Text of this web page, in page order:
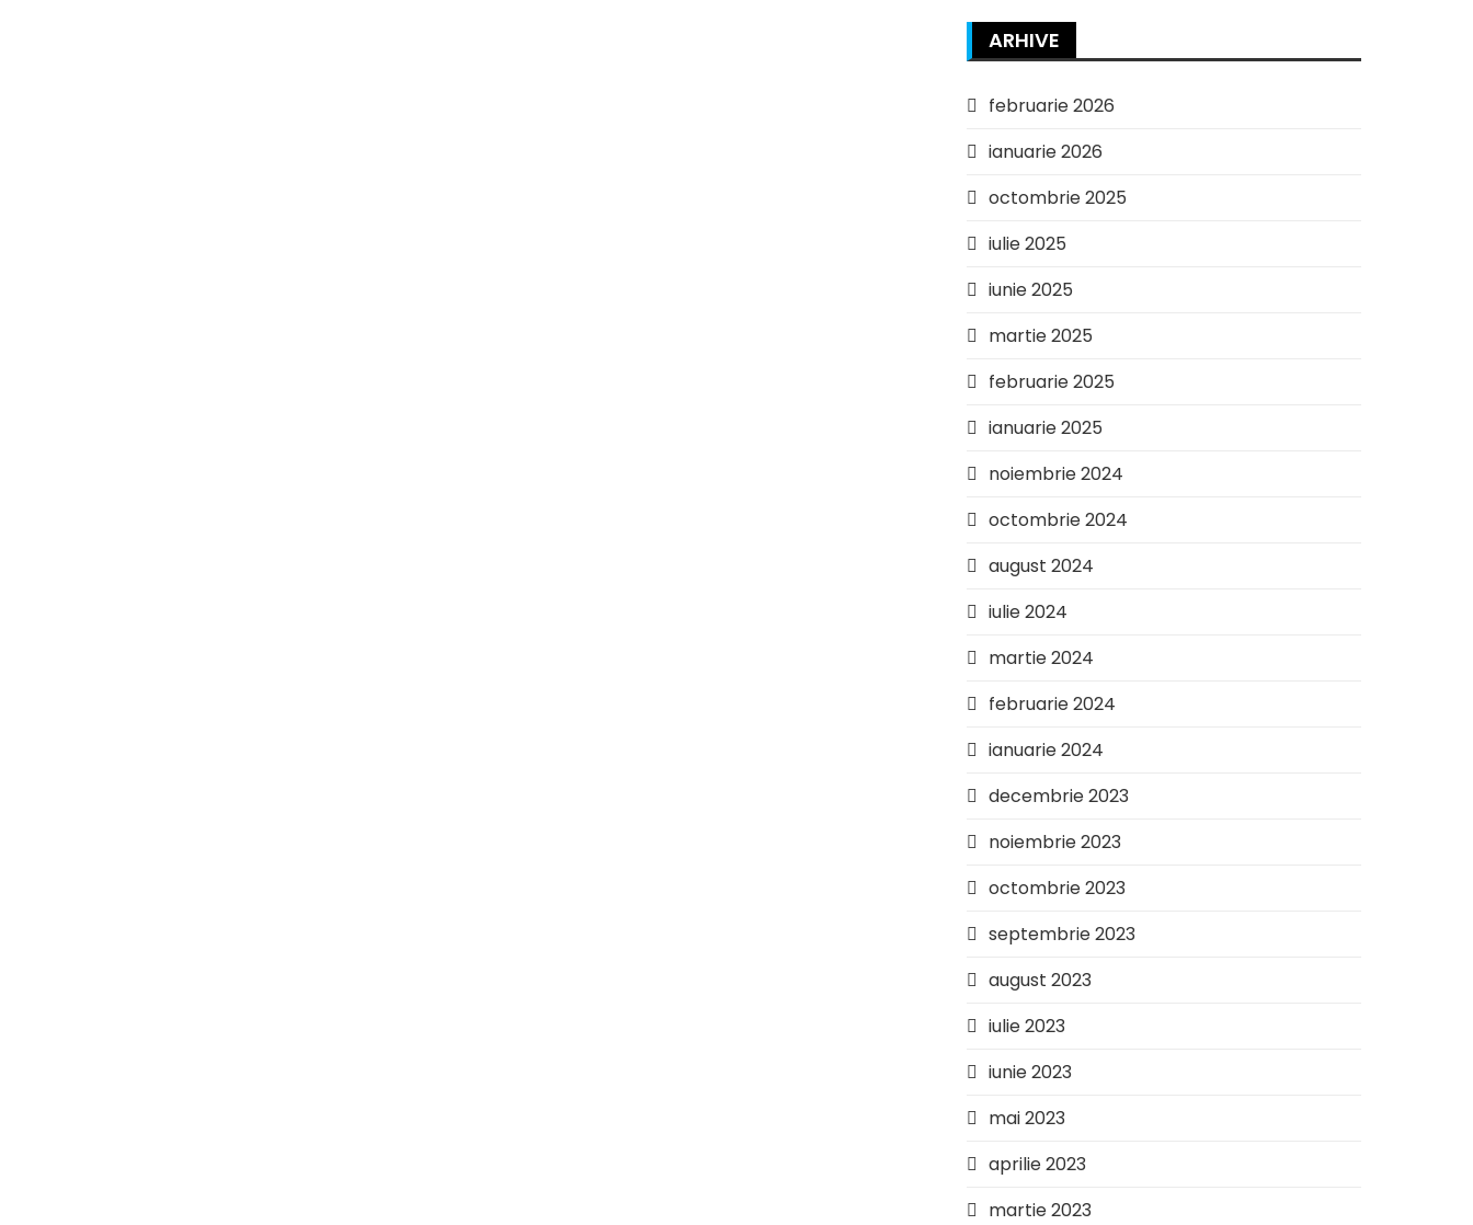
ARHIVE
februarie 2026
ianuarie 2026
octombrie 2025
iulie 2025
iunie 2025
martie 2025
februarie 2025
ianuarie 2025
noiembrie 2024
octombrie 2024
august 2024
iulie 2024
martie 2024
februarie 2024
ianuarie 2024
decembrie 2023
noiembrie 2023
octombrie 2023
septembrie 2023
august 2023
iulie 2023
iunie 2023
mai 2023
aprilie 2023
martie 2023